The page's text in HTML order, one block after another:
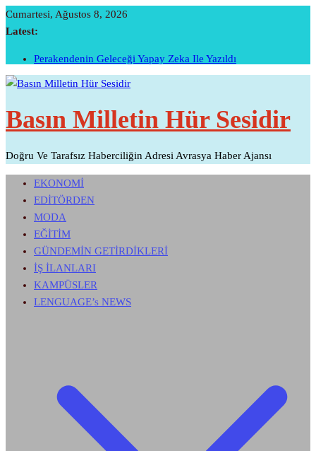
Skip
To
Cumartesi, Ağustos 8, 2026
Latest:
İTO’ya Göre, Tüketici Fiyat İndeksi Yıllık % 35,20 Oldu.
Perakendenin Geleceği Yapay Zeka Ile Yazıldı
Temmuz Ayı Ihracatı Belli Oldu…
Başarının Işareti…BTM Ilk Altı Ayda 11 Milyon Dolarlık
Yatırım Çekti…
Basın Milletin Hür Sesidir
Doğru Ve Tarafsız Haberciliğin Adresi Avrasya Haber Ajansı
EKONOMİ
EDİTÖRDEN
MODA
EĞİTİM
GÜNDEMİN GETİRDİKLERİ
İŞ İLANLARI
KAMPÜSLER
LENGUAGE’s NEWS